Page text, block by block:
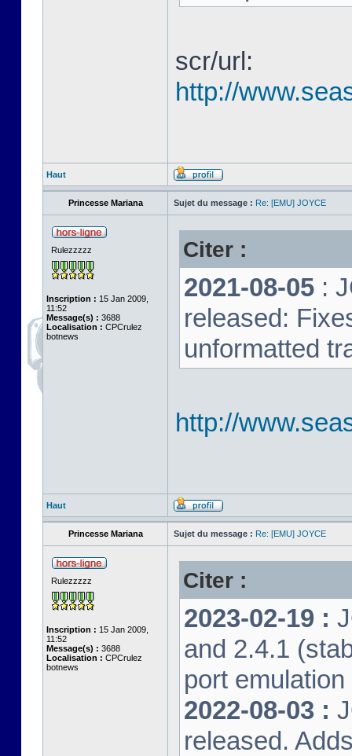
scr/url:
http://
Haut
Princesse Mariana Sujet du message : Re: [EMU] JOYCE
Rulezzzzz
Inscription : 15 Jan 2009,
11:52
Message(s) : 3688
Localisation : CPCrulez
botnews
Citer :
2021-08-05 :
released:
unformatted
http://
Haut
Princesse Mariana Sujet du message : Re: [EMU] JOYCE
Rulezzzzz
Inscription : 15 Jan 2009,
11:52
Message(s) : 3688
Localisation : CPCrulez
botnews
Citer :
2023-02-19 :
and 2.4.1
port
2022-08-03 :
released.